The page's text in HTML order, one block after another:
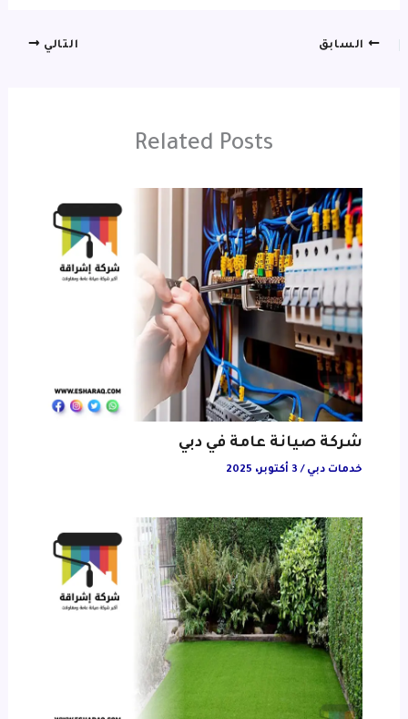
السابق التالي
Related Posts
شركة صيانة عامة في دبي
خدمات دبي / 3 أكتوبر، 2025